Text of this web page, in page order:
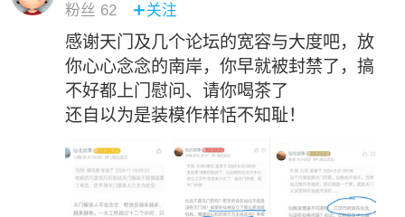
粉丝 62 关注
感谢天门及几个论坛的宽容与大度吧，放
你心心念念的南岸，你早就被封禁了，搞
不好都上门慰问、请你喝茶了
还自以为是装模作样恬不知耻！